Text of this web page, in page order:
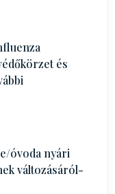
és
óvoda nyári
változásáról-